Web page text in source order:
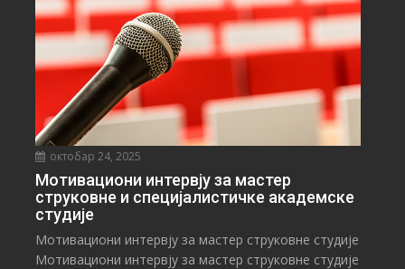
октобар 24, 2025
Мотивациони интервју за мастер
струковне и специјалистичке академске
студије
Мотивациони интервју за мастер струковне студије
Мотивациони интервју за мастер струковне студије